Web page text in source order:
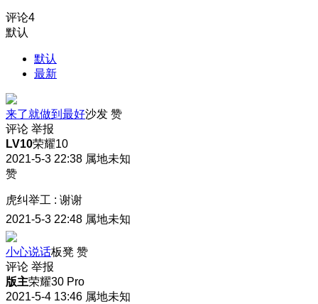
评论4
默认
默认
最新
来了就做到最好沙发 赞
评论 举报
LV10荣耀10
2021-5-3 22:38 属地未知
赞
虎纠举工 : 谢谢
2021-5-3 22:48 属地未知
小心说话板凳 赞
评论 举报
版主荣耀30 Pro
2021-5-4 13:46 属地未知